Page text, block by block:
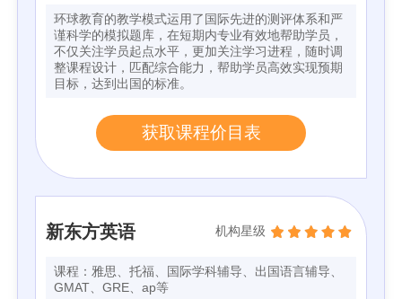
环球教育的教学模式运用了国际先进的测评体系和严
谨科学的模拟题库，在短期内专业有效地帮助学员，
不仅关注学员起点水平，更加关注学习进程，随时调
整课程设计，匹配综合能力，帮助学员高效实现预期
目标，达到出国的标准。
获取课程价目表
新东方英语 机构星级
课程：雅思、托福、国际学科辅导、出国语言辅导、
GMAT、GRE、ap等